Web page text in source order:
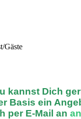
Gäste
u kannst Dich
Basis ein
per E-Mail an